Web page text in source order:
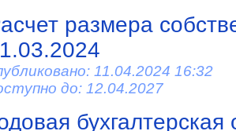
размера
11.04.2024 16:32
до: 12.04.2027
бухгалтерская